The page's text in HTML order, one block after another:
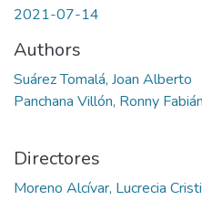
2021-07-14
Authors
Suárez Tomalá, Joan Alberto
Panchana Villón, Ronny Fabián
Directores
Moreno Alcívar, Lucrecia